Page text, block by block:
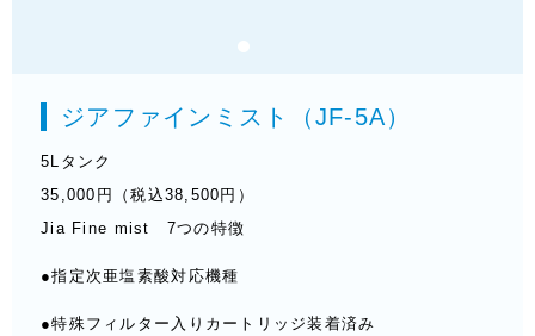
ジアファインミスト（JF-5A）
5Lタンク
35,000円（税込38,500円）
Jia Fine mist 7つの特徴
●指定次亜塩素酸対応機種
●特殊フィルター入りカートリッジ装着済み